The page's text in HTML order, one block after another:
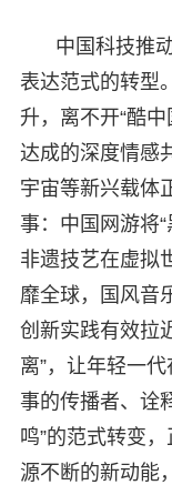
中国科技推
表达范式的转型
升，离不开“酷
达成的深度情感
宇宙等新兴载体
事：中国网游将“
非遗技艺在虚拟
靡全球，国风
创新实践有效拉
离”，让年轻一
事的传播者、诠
鸣”的范式转变
源不断的新动能